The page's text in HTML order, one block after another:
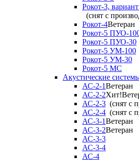
Рокот-3,
(снят с
Рокот-4Ветеран
Рокот-5 ПУО-
Рокот-5 ПУО-30
Рокот-5 УМ-100
Рокот-5 УМ-30
Рокот-5 МС
Акустические
АС-2-1Ветеран
АС-2-2Хит!
АС-2-3 (снят с
АС-2-4 (снят с
АС-3-1Ветеран
АС-3-2Ветеран
АС-3-3
АС-3-4
АС-4